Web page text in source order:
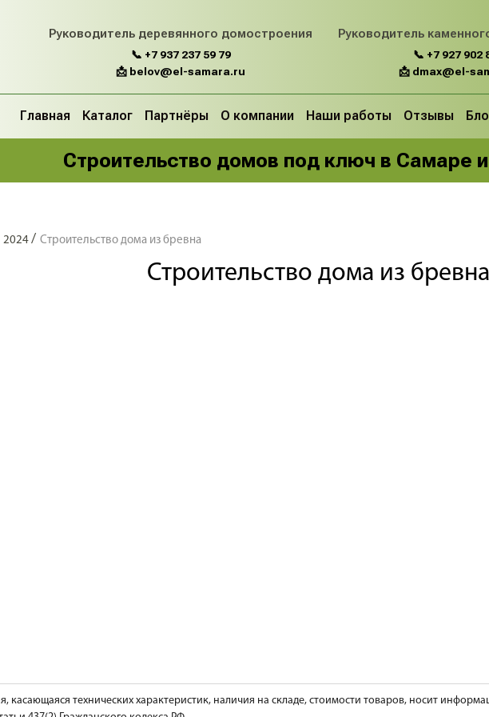
Руководитель деревянного домостроения
📞 +7 937 237 59 79
📩 belov@el-samara.ru
Руководитель
📞 +7 927 902
📩 dmax@el-
Главная Каталог Партнёры О компании Наши работы Отзывы
Строительство домов под ключ в Самаре
2024 / Строительство дома из бревна
Строительство дома из бревна
касающаяся технических характеристик, наличия на складе, стоимости товаров, носит